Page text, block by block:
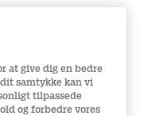
at give dig en bedre
samtykke kan vi
tilpassede
og forbedre vores